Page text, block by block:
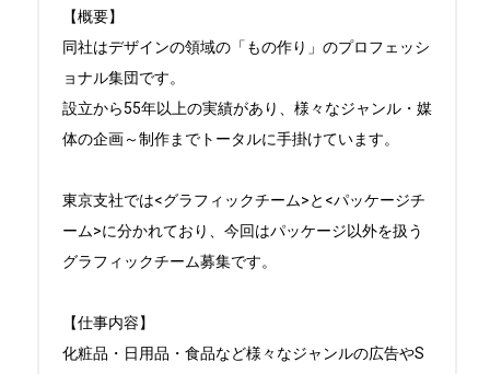
【概要】
同社はデザインの領域の「もの作り」のプロフェッシ
ョナル集団です。
設立から55年以上の実績があり、様々なジャンル・媒
体の企画～制作までトータルに手掛けています。
東京支社では<グラフィックチーム>と<パッケージチ
ーム>に分かれており、今回はパッケージ以外を扱う
グラフィックチーム募集です。
【仕事内容】
化粧品・日用品・食品など様々なジャンルの広告やS